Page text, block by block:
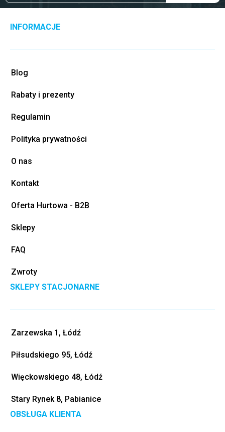
INFORMACJE
Blog
Rabaty i prezenty
Regulamin
Polityka prywatności
O nas
Kontakt
Oferta Hurtowa - B2B
Sklepy
FAQ
Zwroty
SKLEPY STACJONARNE
Zarzewska 1, Łódź
Piłsudskiego 95, Łódź
Więckowskiego 48, Łódź
Stary Rynek 8, Pabianice
OBSŁUGA KLIENTA